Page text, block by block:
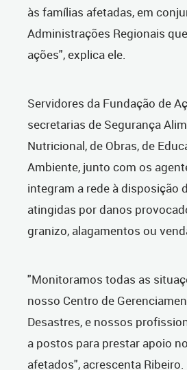
às famílias afetadas, em
Administrações Regionais
ações", explica ele.
Servidores da Fundação de
secretarias de Segurança
Nutricional, de Obras, de
Ambiente, junto com os
integram a rede à disposição
atingidas por danos
granizo, alagamentos ou
"Monitoramos todas as
nosso Centro de
Desastres, e nossos
a postos para prestar apoio
afetados", acrescenta Ribeiro.